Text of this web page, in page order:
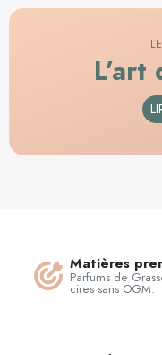
Matières
Parfums de
cires sans OGM.